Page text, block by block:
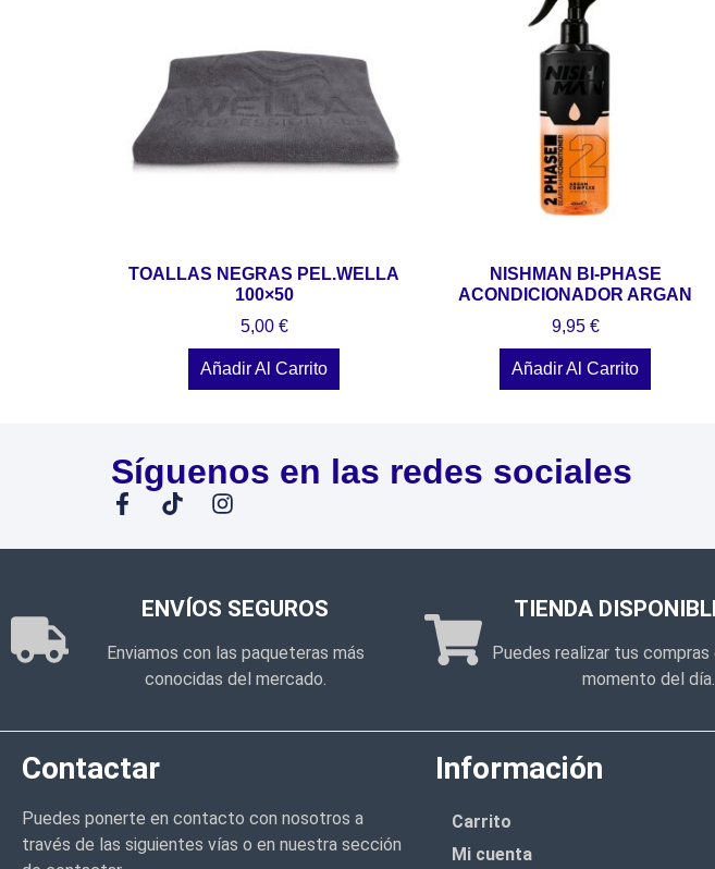
TOALLAS NEGRAS PEL.WELLA
100×50
5,00 €
Añadir Al Carrito
NISHMAN BI-PHASE
ACONDICIONADOR ARGAN
9,95 €
Añadir Al Carrito
Síguenos en las redes sociales
ENVÍOS SEGUROS
Enviamos con las paqueteras más
conocidas del mercado.
TIENDA
Puedes realizar tus compras
momento del día.
Contactar
Puedes ponerte en contacto con nosotros a
través de las siguientes vías o en nuestra sección
Información
Carrito
Mi cuenta